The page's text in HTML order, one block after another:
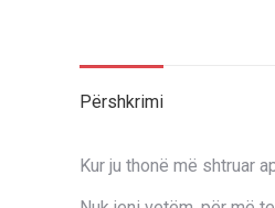
Përshkrimi
Kur ju thonë më shtruar